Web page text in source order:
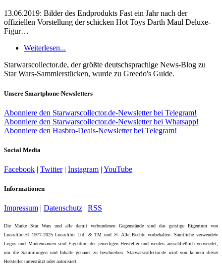
13.06.2019: Bilder des Endprodukts Fast ein Jahr nach der
offiziellen Vorstellung der schicken Hot Toys Darth Maul Deluxe-
Figur…
Weiterlesen...
Starwarscollector.de, der größte deutschsprachige News-Blog zu
Star Wars-Sammlerstücken, wurde zu Greedo's Guide.
Unsere Smartphone-Newsletters
Abonniere den Starwarscollector.de-Newsletter bei Telegram!
Abonniere den Starwarscollector.de-Newsletter bei Whatsapp!
Abonniere den Hasbro-Deals-Newsletter bei Telegram!
Social Media
Facebook | Twitter| Instagram | YouTube
Informationen
Impressum | Datenschutz | RSS
Die Marke Star Wars und alle damit verbundenen Gegenstände sind das geistige Eigentum von
Lucasfilm.© 1977-2025 Lucasfilm Ltd. & TM und ®. Alle Rechte vorbehalten. Sämtliche verwendete
Logos und Markennamen sind Eigentum der jeweiligen Hersteller und werden ausschließlich verwendet,
um die Sammlungen und Inhalte genauer zu beschreiben. Starwarscollector.de wird von keinem dieser
Hersteller unterstützt oder autorisiert.